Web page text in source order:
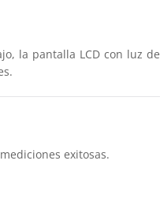
la pantalla LCD con luz de
exitosas.